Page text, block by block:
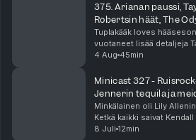
375. Arianan paussi,
Robertsin häät, The
Zara Larsson
Tuplakääk loves
vuotaneet lisää detaljeja
häistä! Näyttelijä Emma
4 Aug 45min
Minicast 327 -
Jennerin tequila ja
Minkälainen oli Lily
Ketkä kaikki saivat
miten Tuplakääkin oma
8 Juli 12min